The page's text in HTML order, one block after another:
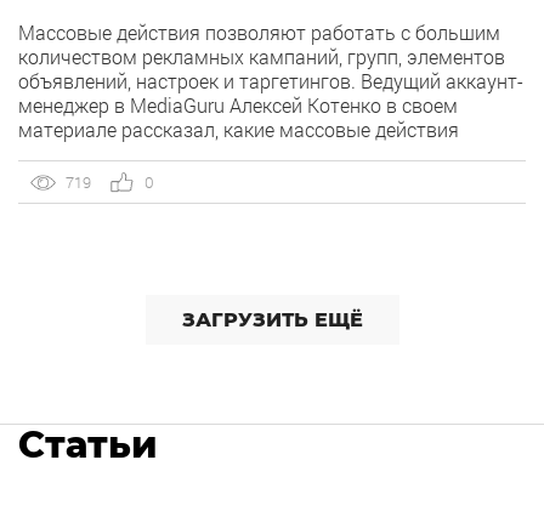
Массовые действия позволяют работать с большим
количеством рекламных кампаний, групп, элементов
объявлений, настроек и таргетингов. Ведущий аккаунт-
менеджер в MediaGuru Алексей Котенко в своем
материале рассказал, какие массовые действия
Для работы с большим количеством рекламных
кампаний, групп, элементов объявлений, настроек
719 0
ЗАГРУЗИТЬ ЕЩЁ
Статьи